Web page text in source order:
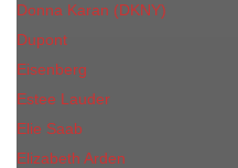
Donna Karan (DKNY)
Dupont
Eisenberg
Еsteе Lаudеr
Elie Saab
Elizabeth Arden